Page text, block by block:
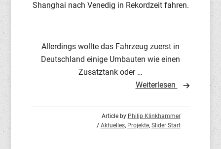
Shanghai nach Venedig in Rekordzeit fahren.
Allerdings wollte das Fahrzeug zuerst in
Deutschland einige Umbauten wie einen
Zusatztank oder …
Weiterlesen
Article by Philip Klinkhammer
/ Aktuelles, Projekte, Slider Start